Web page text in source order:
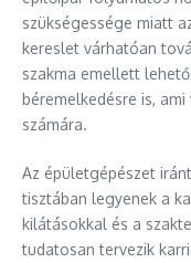
szükségessége miatt
kereslet várhatóan
szakma emellett
béremelkedésre is,
számára.
Az épületgépészet
tisztában legyenek a
kilátásokkal és a
tudatosan tervezik